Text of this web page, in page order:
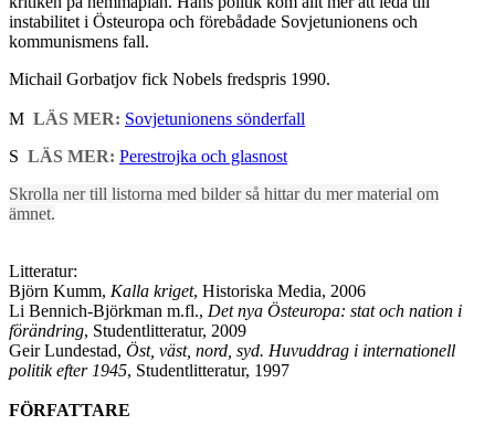
instabilitet i Östeuropa och förebådade Sovjetunionens och
kommunismens fall.
Michail Gorbatjov fick Nobels fredspris 1990.
M LÄS MER: Sovjetunionens sönderfall
S LÄS MER: Perestrojka och glasnost
Skrolla ner till listorna med bilder så hittar du mer material om
ämnet.
Litteratur:
Björn Kumm, Kalla kriget, Historiska Media, 2006
Li Bennich-Björkman m.fl., Det nya Östeuropa: stat och nation i
förändring, Studentlitteratur, 2009
Geir Lundestad, Öst, väst, nord, syd. Huvuddrag i internationell
politik efter 1945, Studentlitteratur, 1997
FÖRFATTARE